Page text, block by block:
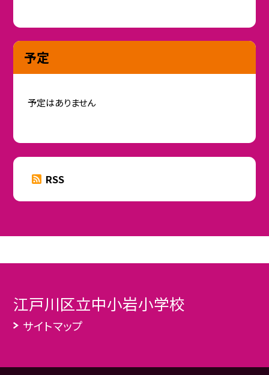
予定
予定はありません
RSS
江戸川区立中小岩小学校
サイトマップ